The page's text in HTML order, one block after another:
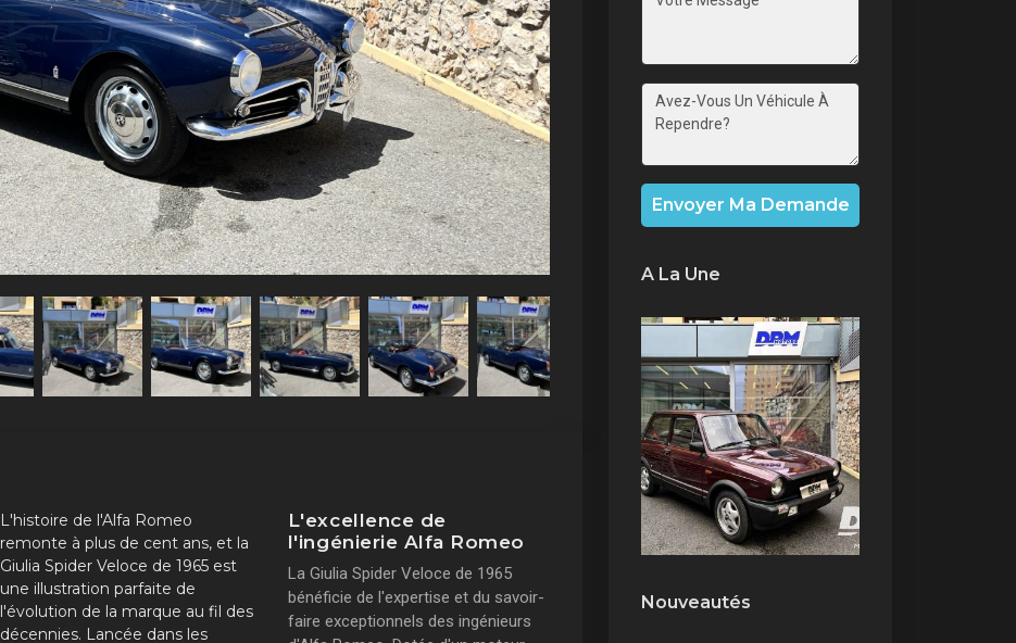
Suivant
L'histoire de l'Alfa Romeo
remonte à plus de cent ans, et la
Giulia Spider Veloce de 1965 est
une illustration parfaite de
l'évolution de la marque au fil des
décennies. Lancée dans les
L'excellence de
l'ingénierie Alfa Romeo
La Giulia Spider Veloce de 1965
bénéficie de l'expertise et du savoir-
faire exceptionnels des ingénieurs
Envoyer Ma Demande
A La Une
Nouveautés